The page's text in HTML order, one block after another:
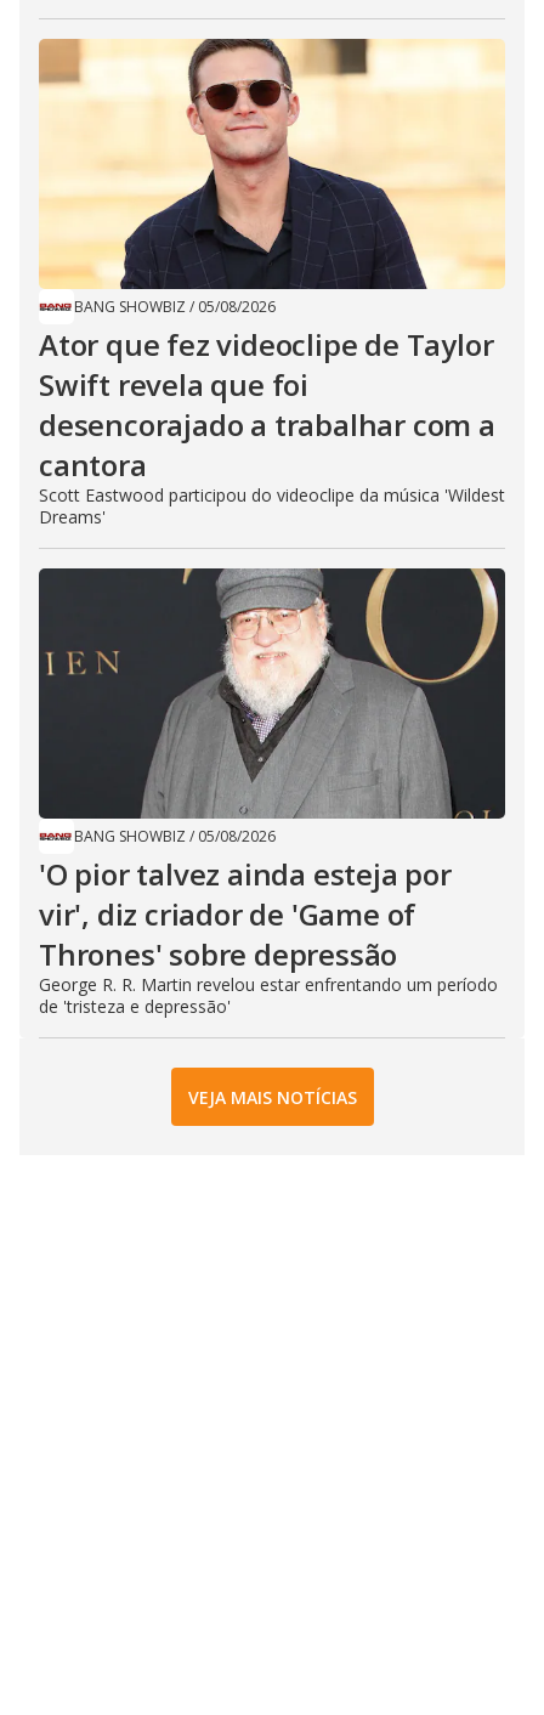
BANG SHOWBIZ / 05/08/2026
Ator que fez videoclipe de Taylor
Swift revela que foi
desencorajado a trabalhar com a
cantora
Scott Eastwood participou do videoclipe da música 'Wildest
Dreams'
BANG SHOWBIZ / 05/08/2026
'O pior talvez ainda esteja por
vir', diz criador de 'Game of
Thrones' sobre depressão
George R. R. Martin revelou estar enfrentando um período
de 'tristeza e depressão'
VEJA MAIS NOTÍCIAS